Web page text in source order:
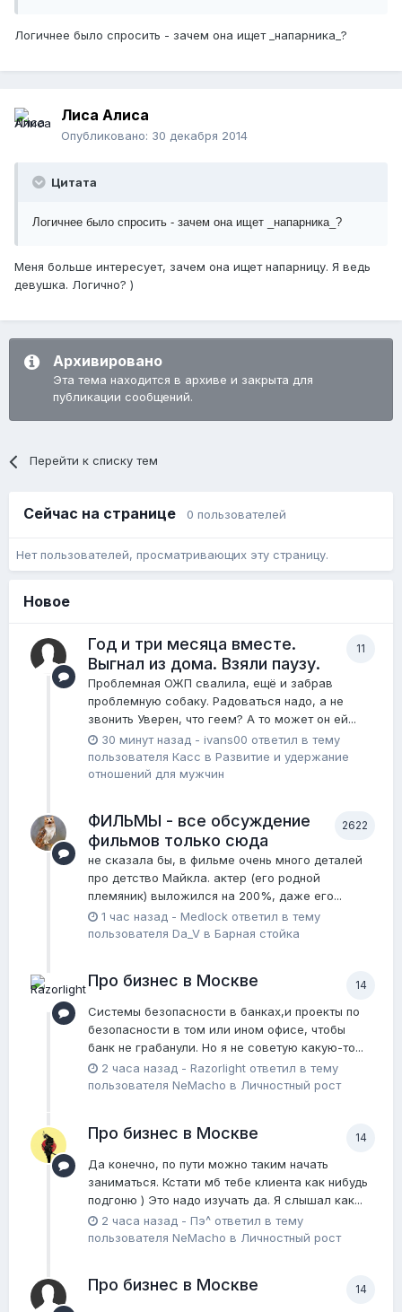
Логичнее было спросить - зачем она ищет _напарника_?
Лиса Алиса
Опубликовано: 30 декабря 2014
Цитата
Логичнее было спросить - зачем она ищет _напарника_?
Меня больше интересует, зачем она ищет напарницу. Я ведь
девушка. Логично? )
Архивировано
Эта тема находится в архиве и закрыта для
публикации сообщений.
Перейти к списку тем
Сейчас на странице 0 пользователей
Нет пользователей, просматривающих эту страницу.
Новое
11
Год и три месяца вместе.
Выгнал из дома. Взяли паузу.
Проблемная ОЖП свалила, ещё и забрав
проблемную собаку. Радоваться надо, а не
звонить Уверен, что геем? А то может он ей...
30 минут назад - ivans00 ответил в тему
пользователя Касс в Pазвитие и удержание
отношений для мужчин
2622
ФИЛЬМЫ - все обсуждение
фильмов только сюда
не сказала бы, в фильме очень много деталей
про детство Майкла. актер (его родной
племяник) выложился на 200%, даже его...
1 час назад - Medlock ответил в тему
пользователя Da_V в Барная стойка
14
Про бизнес в Москве
Системы безопасности в банках,и проекты по
безопасности в том или ином офисе, чтобы
банк не грабанули. Но я не советую какую-то...
2 часа назад - Razorlight ответил в тему
пользователя NeMacho в Личностный рост
14
Про бизнес в Москве
Да конечно, по пути можно таким начать
заниматься. Кстати мб тебе клиента как нибудь
подгоню ) Это надо изучать да. Я слышал как...
2 часа назад - Пэ^ ответил в тему
пользователя NeMacho в Личностный рост
14
Про бизнес в Москве